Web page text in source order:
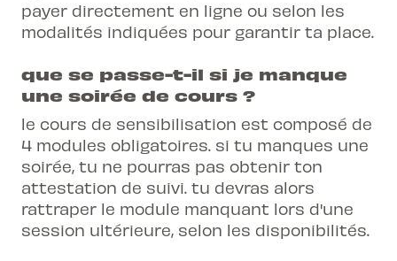
payer directement en ligne ou selon les
modalités indiquées pour garantir ta place.
que se passe-t-il si je manque
une soirée de cours ?
le cours de sensibilisation est composé de
4 modules obligatoires. si tu manques une
soirée, tu ne pourras pas obtenir ton
attestation de suivi. tu devras alors
rattraper le module manquant lors d'une
session ultérieure, selon les disponibilités.